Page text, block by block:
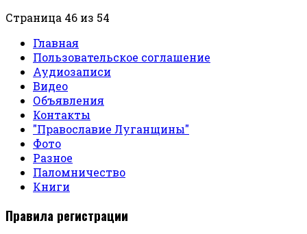
Страница 46 из 54
Главная
Пользовательское соглашение
Аудиозаписи
Видео
Объявления
Контакты
"Православие Луганщины"
Фото
Разное
Паломничество
Книги
Правила регистрации